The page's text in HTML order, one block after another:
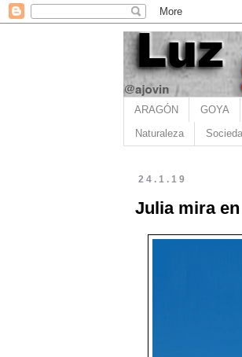
ARAGÓN GOYA
Naturaleza
24.1.19
Julia mira